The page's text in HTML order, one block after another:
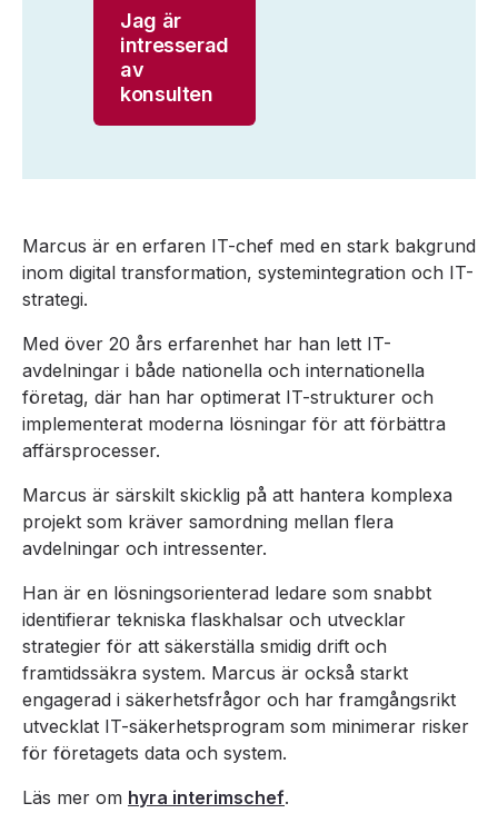
Jag är
intresserad
av
konsulten
Marcus är en erfaren IT-chef med en stark bakgrund
inom digital transformation, systemintegration och IT-
strategi.
Med över 20 års erfarenhet har han lett IT-
avdelningar i både nationella och internationella
företag, där han har optimerat IT-strukturer och
implementerat moderna lösningar för att förbättra
affärsprocesser.
Marcus är särskilt skicklig på att hantera komplexa
projekt som kräver samordning mellan flera
avdelningar och intressenter.
Han är en lösningsorienterad ledare som snabbt
identifierar tekniska flaskhalsar och utvecklar
strategier för att säkerställa smidig drift och
framtidssäkra system. Marcus är också starkt
engagerad i säkerhetsfrågor och har framgångsrikt
utvecklat IT-säkerhetsprogram som minimerar risker
för företagets data och system.
Läs mer om hyra interimschef.